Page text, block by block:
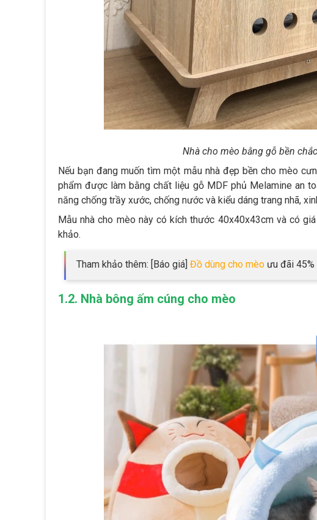
Nhà cho mèo bằng gỗ bền
Nếu bạn đang muốn tìm một mẫu nhà đẹp bền cho mèo
phẩm được làm bằng chất liệu gỗ MDF phủ Melamine an
năng chống trầy xước, chống nước và kiểu dáng trang nhã,
Mẫu nhà cho mèo này có kích thước 40x40x43cm và có
khảo.
Tham khảo thêm: [Báo giá] Đồ dùng cho mèo ưu đãi 45%
1.2. Nhà bông ấm cúng cho mèo